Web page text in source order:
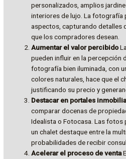
personalizados, amplios
interiores de lujo. La
aspectos, capturando detalles
que los compradores desean.
Aumentar el valor percibido
pueden influir en la percepción
fotografía bien iluminada, con
colores naturales, hace que el
justificando su precio y
Destacar en portales
comparar docenas de
Idealista o Fotocasa. Las fotos
un chalet destaque entre la
probabilidades de recibir
Acelerar el proceso de venta